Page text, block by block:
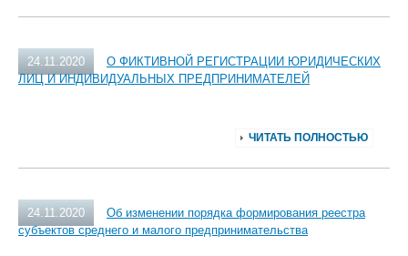
24.11.2020
О ФИКТИВНОЙ РЕГИСТРАЦИИ ЮРИДИЧЕСКИХ
ЛИЦ И ИНДИВИДУАЛЬНЫХ ПРЕДПРИНИМАТЕЛЕЙ
ЧИТАТЬ ПОЛНОСТЬЮ
24.11.2020
Об изменении порядка формирования реестра
субъектов среднего и малого предпринимательства